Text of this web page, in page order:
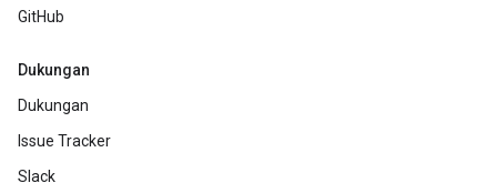
GitHub
Dukungan
Dukungan
Issue Tracker
Slack